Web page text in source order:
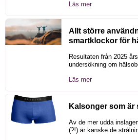
Läs mer
Allt större
smartklockor för
Resultaten från 2025
undersökning om
Läs mer
Kalsonger som
Av de mer udda
(?!) är kanske de